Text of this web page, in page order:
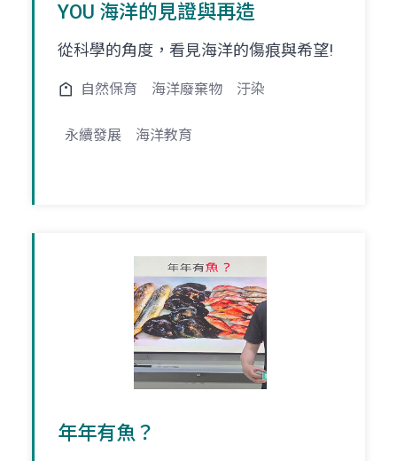
YOU 海洋的見證與再造
從科學的角度，看見海洋的傷痕與希望!
自然保育 海洋廢棄物 汙染
永續發展 海洋教育
年年有魚？